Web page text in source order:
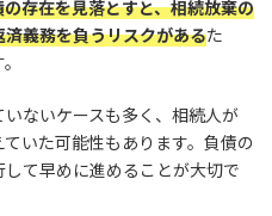
の存在を見落とすと、相続放棄の
義務を負うリスクがあるた
ないケースも多く、相続人が
いた可能性もあります。負債の
て早めに進めることが大切で